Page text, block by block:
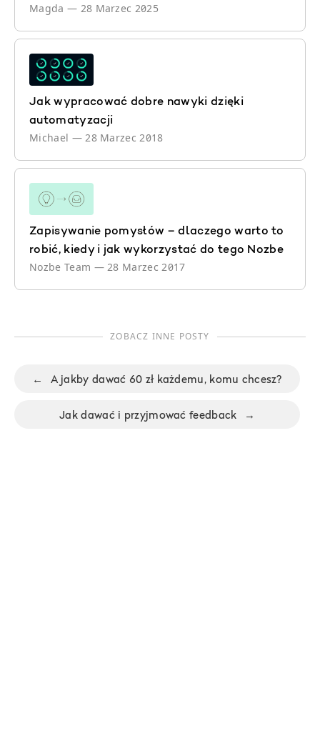
Magda — 28 Marzec 2025
Jak wypracować dobre nawyki dzięki
automatyzacji
Michael —28 Marzec 2018
Zapisywanie pomysłów – dlaczego warto to
robić, kiedy i jak wykorzystać do tego Nozbe
Nozbe Team —28 Marzec 2017
ZOBACZ INNE POSTY
← A jakby dawać 60 zł każdemu, komu chcesz?
Jak dawać i przyjmować feedback →